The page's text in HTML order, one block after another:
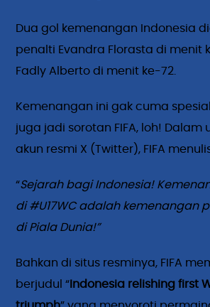
Dua gol kemenangan Indonesia
penalti Evandra Florasta di menit
Fadly Alberto di menit ke-72.
Kemenangan ini gak cuma
juga jadi sorotan FIFA, loh! Dalam
akun resmi X (Twitter), FIFA
“Sejarah bagi Indonesia!
di #U17WC adalah kemenangan
di Piala Dunia!”
Bahkan di situs resminya, FIFA
berjudul “ Indonesia relishing first